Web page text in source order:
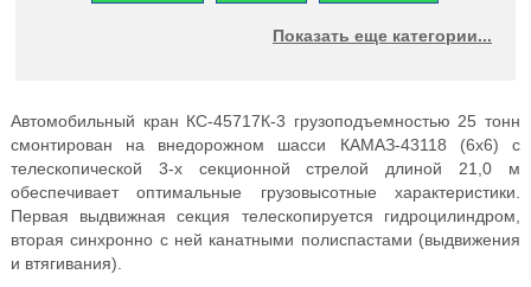
LIEBHERR XCMG
Показать еще категории...
Автомобильный кран КС-45717К-3 грузоподъемностью 25 тонн
смонтирован на внедорожном шасси КАМАЗ-43118 (6х6) с
телескопической 3-х секционной стрелой длиной 21,0 м
обеспечивает оптимальные грузовысотные характеристики.
Первая выдвижная секция телескопируется гидроцилиндром,
вторая синхронно с ней канатными полиспастами (выдвижения
и втягивания).